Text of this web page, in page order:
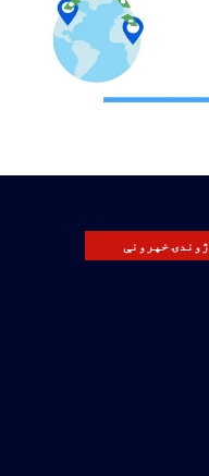
ژوندۍ خپرونې